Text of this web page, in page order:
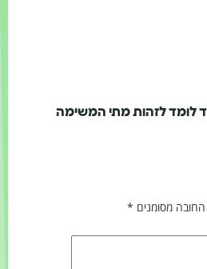
לומד לזהות מתי המשימה
מסומנים *